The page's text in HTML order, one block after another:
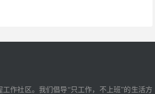
作社区。我们倡导“只工作，不上班”的生活方